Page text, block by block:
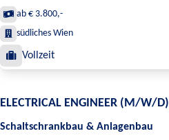
ab € 3.800,-
südliches Wien
Vollzeit
ELECTRICAL ENGINEER (M/W/D)
Schaltschrankbau & Anlagenbau